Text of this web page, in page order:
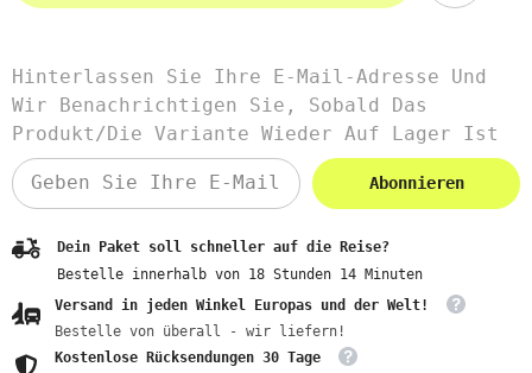
Hinterlassen Sie Ihre E-Mail-Adresse Und
Wir Benachrichtigen Sie, Sobald Das
Produkt/die Variante Wieder Auf Lager Ist
Abonnieren
Dein Paket soll schneller auf die Reise?
Bestelle innerhalb von 18 Stunden 14 Minuten
Versand in jeden Winkel Europas und der Welt!
Bestelle von überall - wir liefern!
Kostenlose Rücksendungen 30 Tage